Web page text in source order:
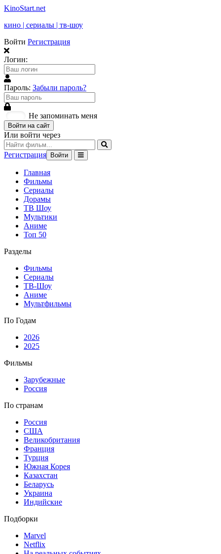
KinoStart.net
кино | сериалы | тв-шоу
Войти Регистрация
Логин:
Пароль: Забыли пароль?
Не запоминать меня
Войти на сайт
Или войти через
Регистрация Войти
Главная
Фильмы
Сериалы
Дорамы
ТВ Шоу
Мультики
Аниме
Топ 50
Разделы
Фильмы
Сериалы
ТВ-Шоу
Аниме
Мультфильмы
По Годам
2026
2025
Фильмы
Зарубежные
Россия
По странам
Россия
США
Великобритания
Франция
Турция
Южная Корея
Казахстан
Беларусь
Украина
Индийские
Подборки
Marvel
Netflix